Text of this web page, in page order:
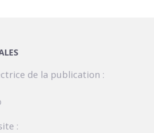
de la publication :
: